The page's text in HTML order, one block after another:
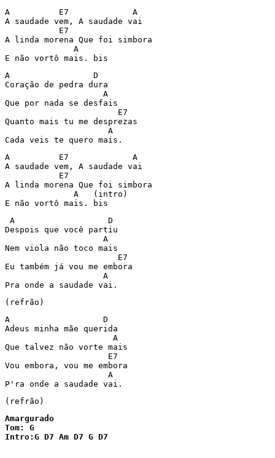
A          E7             A
A saudade vem, A saudade vai
           E7
A linda morena Que foi simbora
              A
E não vortô mais. bis
A                 D
Coração de pedra dura
                    A
Que por nada se desfais
                       E7
Quanto mais tu me desprezas
                     A
Cada veis te quero mais.
A          E7             A
A saudade vem, A saudade vai
           E7
A linda morena Que foi simbora
              A   (intro)
E não vortô mais. bis
A                   D
Despois que você partiu
                    A
Nem viola não toco mais
                       E7
Eu também já vou me embora
                    A
Pra onde a saudade vai.
(refrão)
A                   D
Adeus minha mãe querida
                      A
Que talvez não vorte mais
                     E7
Vou embora, vou me embora
                     A
P'ra onde a saudade vai.
Amargurado
Tom: G
Intro:G D7 Am D7 G D7